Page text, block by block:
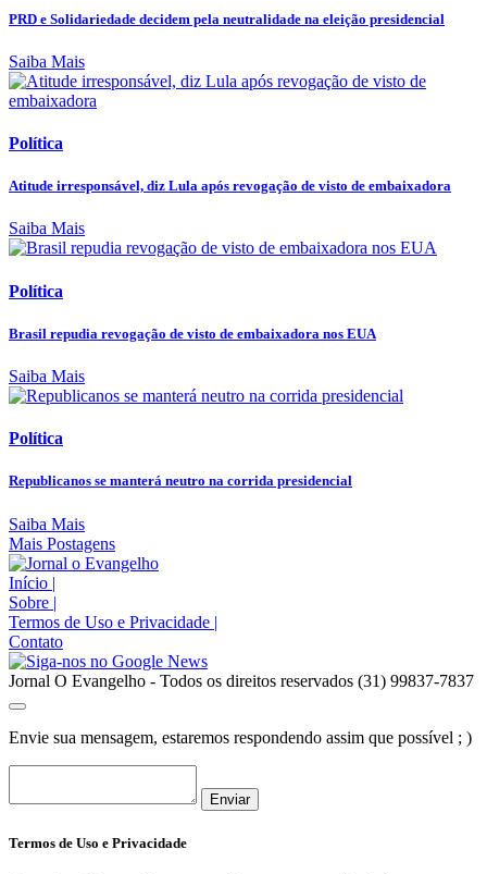
PRD e Solidariedade decidem pela neutralidade na eleição presidencial
Saiba Mais
Política
Atitude irresponsável, diz Lula após revogação de visto de embaixadora
Saiba Mais
Política
Brasil repudia revogação de visto de embaixadora nos EUA
Saiba Mais
Política
Republicanos se manterá neutro na corrida presidencial
Saiba Mais
Mais Postagens
Início |
Sobre |
Termos de Uso e Privacidade |
Contato
Jornal O Evangelho - Todos os direitos reservados (31) 99837-7837
Envie sua mensagem, estaremos respondendo assim que possível ; )
Enviar
Termos de Uso e Privacidade